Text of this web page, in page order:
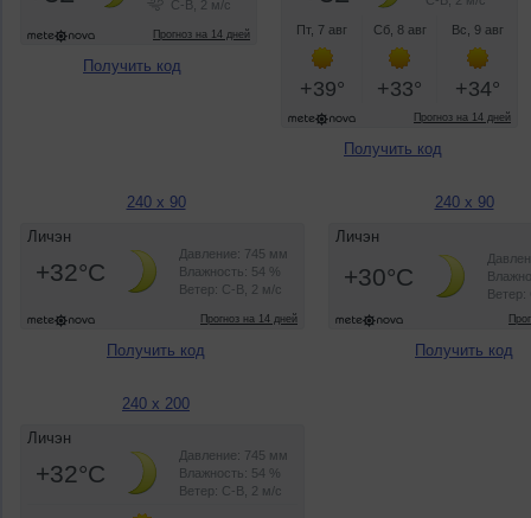
Получить код
Получить код
240 x 90
Получить код
240 x 90
Получить код
240 x 200